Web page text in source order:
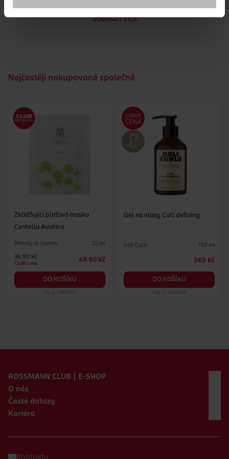
jedinečnou technologii značky Pantene, která do přípravku
uvolňuje miliony živin
Institute, světově uznávanou autoritou v oblasti účinnosti
vitamínů
72HODINOVÁ HYDRATAČNÍ KÚRA: Doplňte svou pravidelnou
péči tak, abyste pomocí šamponu a kondicionéru Molecular
Hydra Glow získali neodolatelně hladké vlasy
ZOBRAZIT VÍCE
Nejčastějí nakupované společně
Zklidňující pleťová maska
Centella Asiatica
Beauty of Joseon 25 ml
36.90 Kč
CLUB cena
49.90 Kč
DO KOŠÍKU
Obj. č.: 1205800
Gel na vlasy Curl defining
Bali Curls 150 ml
269 Kč
DO KOŠÍKU
Obj. č.: 1264661
ROSSMANN CLUB | E-SHOP
O nás
Časté dotazy
Kariéra
Kontakty